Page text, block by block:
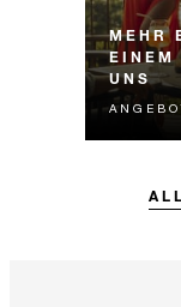
MEHR
EINEM
UNS
Genießen